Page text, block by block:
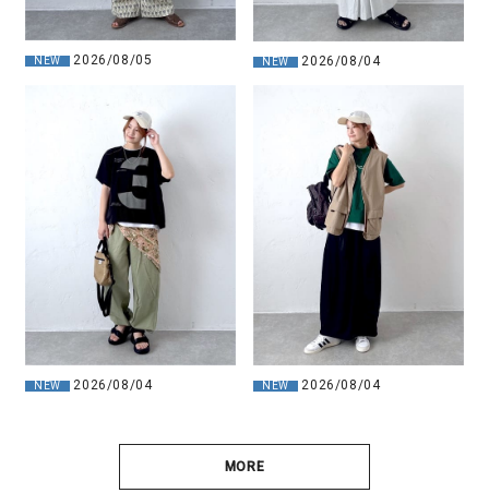
NEW 2026/08/05 NEW 2026/08/04
NEW 2026/08/04 NEW 2026/08/04
MORE